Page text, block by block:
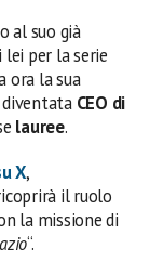
al suo già
per la serie
ora la sua
diventata CEO di
lauree.
X,
il ruolo
la missione di
“.